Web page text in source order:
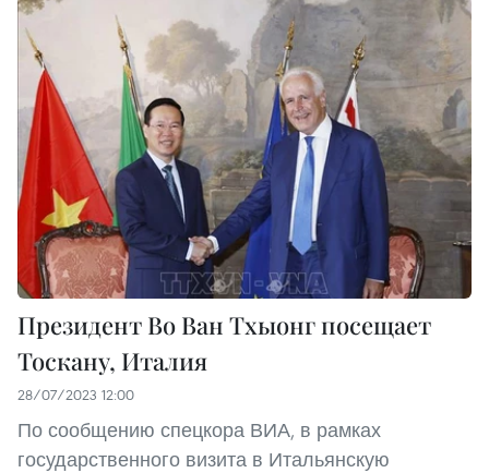
Президент Во Ван Тхыонг посещает
Тоскану, Италия
28/07/2023 12:00
По сообщению спецкора ВИА, в рамках
государственного визита в Итальянскую